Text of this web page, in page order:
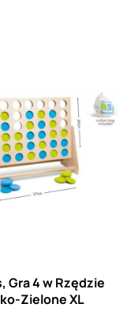
Gra 4 w Rzędzie
Zielone XL